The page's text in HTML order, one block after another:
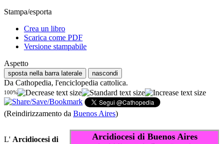
Stampa/esporta
Crea un libro
Scarica come PDF
Versione stampabile
Aspetto
sposta nella barra laterale nascondi
Da Cathopedia, l'enciclopedia cattolica.
100%
(Reindirizzamento da Buenos Aires)
Arcidiocesi di Buenos Aires
L' Arcidiocesi di